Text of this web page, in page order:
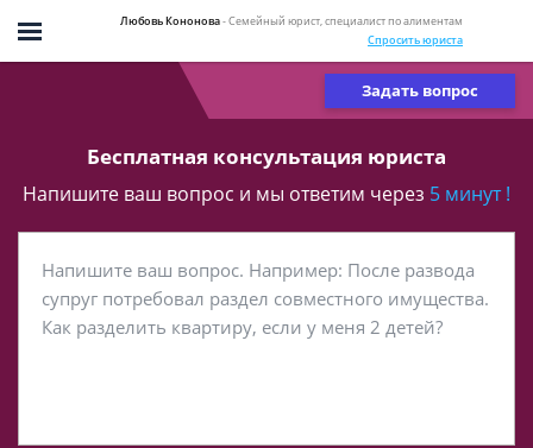
Любовь Кононова- Семейный юрист, специалист по алиментам
Спросить юриста
Задать вопрос
Бесплатная консультация юриста
Напишите ваш вопрос и мы ответим через 5 минут !